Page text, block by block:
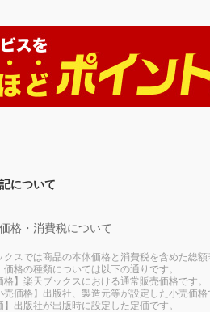
について
格・消費税について
クスでは商品の本体価格と消費税を含めた総額
価格の種類については以下の通りです。
格】楽天ブックスにおける通常販売価格です。
売価格】出版社、製造元等が設定した小売価格
】出版社が出版時に設定した定価です。